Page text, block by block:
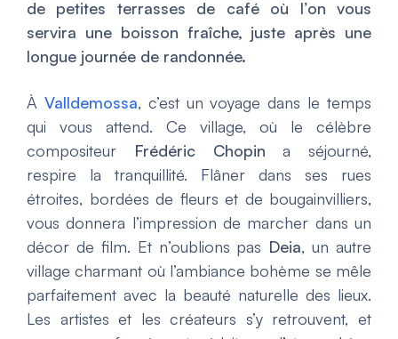
de petites terrasses de café où l’on vous
servira une boisson fraîche, juste après une
longue journée de randonnée.
À Valldemossa, c’est un voyage dans le temps
qui vous attend. Ce village, où le célèbre
compositeur
Frédéric Chopin a séjourné,
respire la tranquillité. Flâner dans ses rues
étroites, bordées de fleurs et de bougainvilliers,
vous donnera l’impression de marcher dans un
décor de film. Et n’oublions pas Deia, un autre
village charmant où l’ambiance bohème se mêle
parfaitement avec la beauté naturelle des lieux.
Les artistes et les créateurs s’y retrouvent, et